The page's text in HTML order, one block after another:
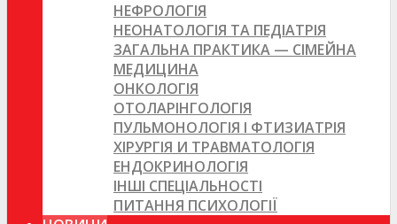
НЕФРОЛОГІЯ
НЕОНАТОЛОГІЯ ТА ПЕДІАТРІЯ
ЗАГАЛЬНА ПРАКТИКА — СІМЕЙНА
МЕДИЦИНА
ОНКОЛОГІЯ
ОТОЛАРІНГОЛОГІЯ
ПУЛЬМОНОЛОГІЯ І ФТИЗИАТРІЯ
ХІРУРГІЯ И ТРАВМАТОЛОГІЯ
ЕНДОКРИНОЛОГІЯ
ІНШІ СПЕЦІАЛЬНОСТІ
ПИТАННЯ ПСИХОЛОГІЇ